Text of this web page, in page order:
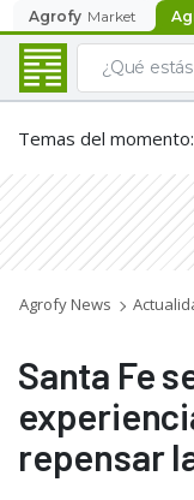
Agrofy Market
Temas del momento:
Agrofy News
Santa Fe
repensar